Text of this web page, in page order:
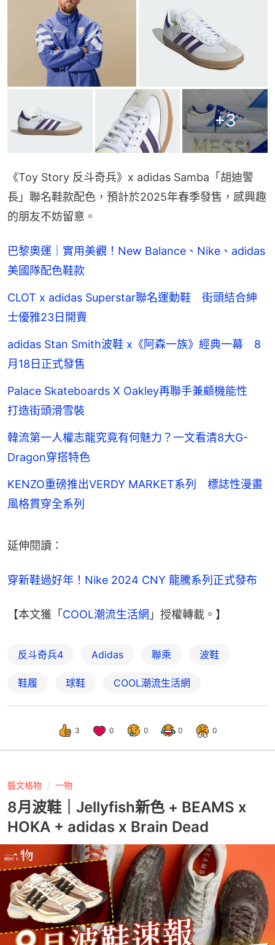
+3
《Toy Story 反斗奇兵》x adidas Samba「胡迪警
長」聯名鞋款配色，預計於2025年春季發售，感興趣
的朋友不妨留意。
巴黎奧運｜實用美觀！New Balance、Nike、adidas
美國隊配色鞋款
CLOT x adidas Superstar聯名運動鞋 街頭結合紳
士優雅23日開賣
adidas Stan Smith波鞋 x《阿森一族》經典一幕 8
月18日正式發售
Palace Skateboards X Oakley再聯手兼顧機能性
打造街頭滑雪裝
韓流第一人權志龍究竟有何魅力？一文看清8大G-
Dragon穿搭特色
KENZO重磅推出VERDY MARKET系列 標誌性漫畫
風格貫穿全系列
延伸閱讀：
穿新鞋過好年！Nike 2024 CNY 龍騰系列正式發布
【本文獲「COOL潮流生活網 」授權轉載。】
反斗奇兵4 Adidas 聯乘 波鞋
鞋履 球鞋 COOL潮流生活網
3 0 0 0 0
藝文格物 一物
8月波鞋｜Jellyfish新色 + BEAMS x
HOKA + adidas x Brain Dead